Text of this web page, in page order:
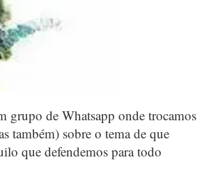
grupo de Whatsapp onde trocamos
também) sobre o tema de que
que defendemos para todo